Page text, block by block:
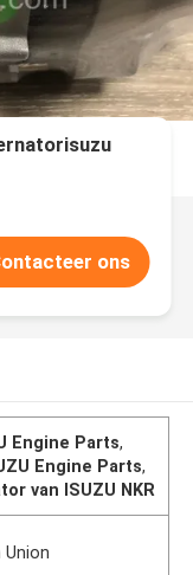
ons
Engine Parts,
Engine Parts,
van ISUZU NKR
Union